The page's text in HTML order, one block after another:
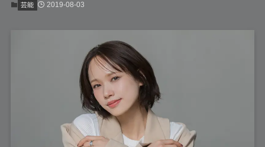
芸能 2019-08-03